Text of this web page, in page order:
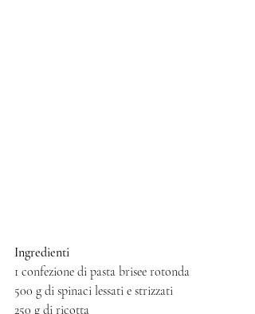
Ingredienti
1 confezione di pasta brisee rotonda
500 g di spinaci lessati e strizzati
250 g di ricotta